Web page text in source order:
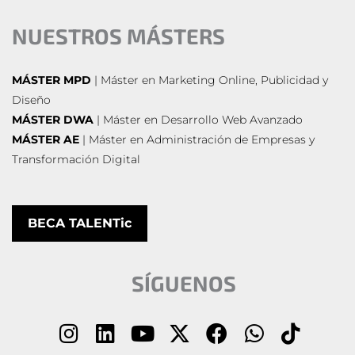
NUESTROS MÁSTERS
MÁSTER MPD | Máster en Marketing Online, Publicidad y
Diseño
MÁSTER DWA | Máster en Desarrollo Web Avanzado
MÁSTER AE | Máster en Administración de Empresas y
Transformación Digital
BECA TALENTic
SÍGUENOS
I
n
L
i
Y
o
X
-
F
a
W
h
T
i